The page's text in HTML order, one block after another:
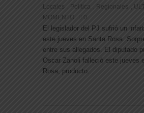
Locales
Politica Regionales
MOMENTO
0
El legislador del PJ sufrió un
este jueves en Santa Rosa.
entre sus allegados. El diputado
Oscar Zanoli falleció este jueves
Rosa, producto...